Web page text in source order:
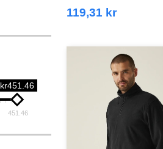
kr451.46
451.46
119,31 kr